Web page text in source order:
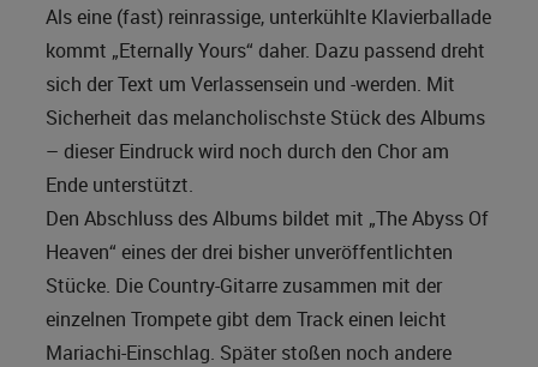
Als eine (fast) reinrassige, unterkühlte Klavierballade
kommt „Eternally Yours“ daher. Dazu passend dreht
sich der Text um Verlassensein und -werden. Mit
Sicherheit das melancholischste Stück des Albums
– dieser Eindruck wird noch durch den Chor am
Ende unterstützt.
Den Abschluss des Albums bildet mit „The Abyss Of
Heaven“ eines der drei bisher unveröffentlichten
Stücke. Die Country-Gitarre zusammen mit der
einzelnen Trompete gibt dem Track einen leicht
Mariachi-Einschlag. Später stoßen noch andere